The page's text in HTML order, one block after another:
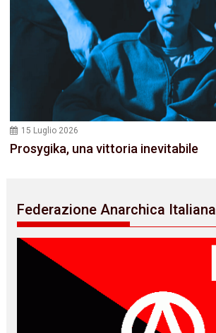
15 Luglio 2026
Prosygika, una vittoria inevitabile
Federazione Anarchica Italiana